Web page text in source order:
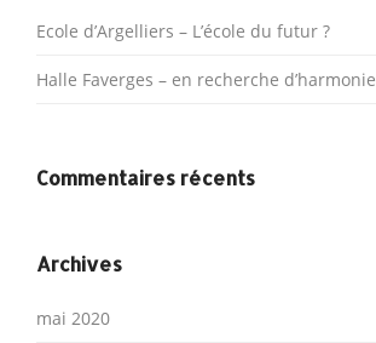
Ecole d’Argelliers – L’école du futur ?
Halle Faverges – en recherche d’harmonie
Commentaires récents
Archives
mai 2020